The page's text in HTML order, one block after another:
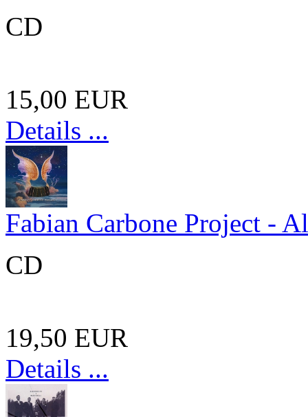
CD
15,00 EUR
Details ...
Fabian Carbone Project -
CD
19,50 EUR
Details ...